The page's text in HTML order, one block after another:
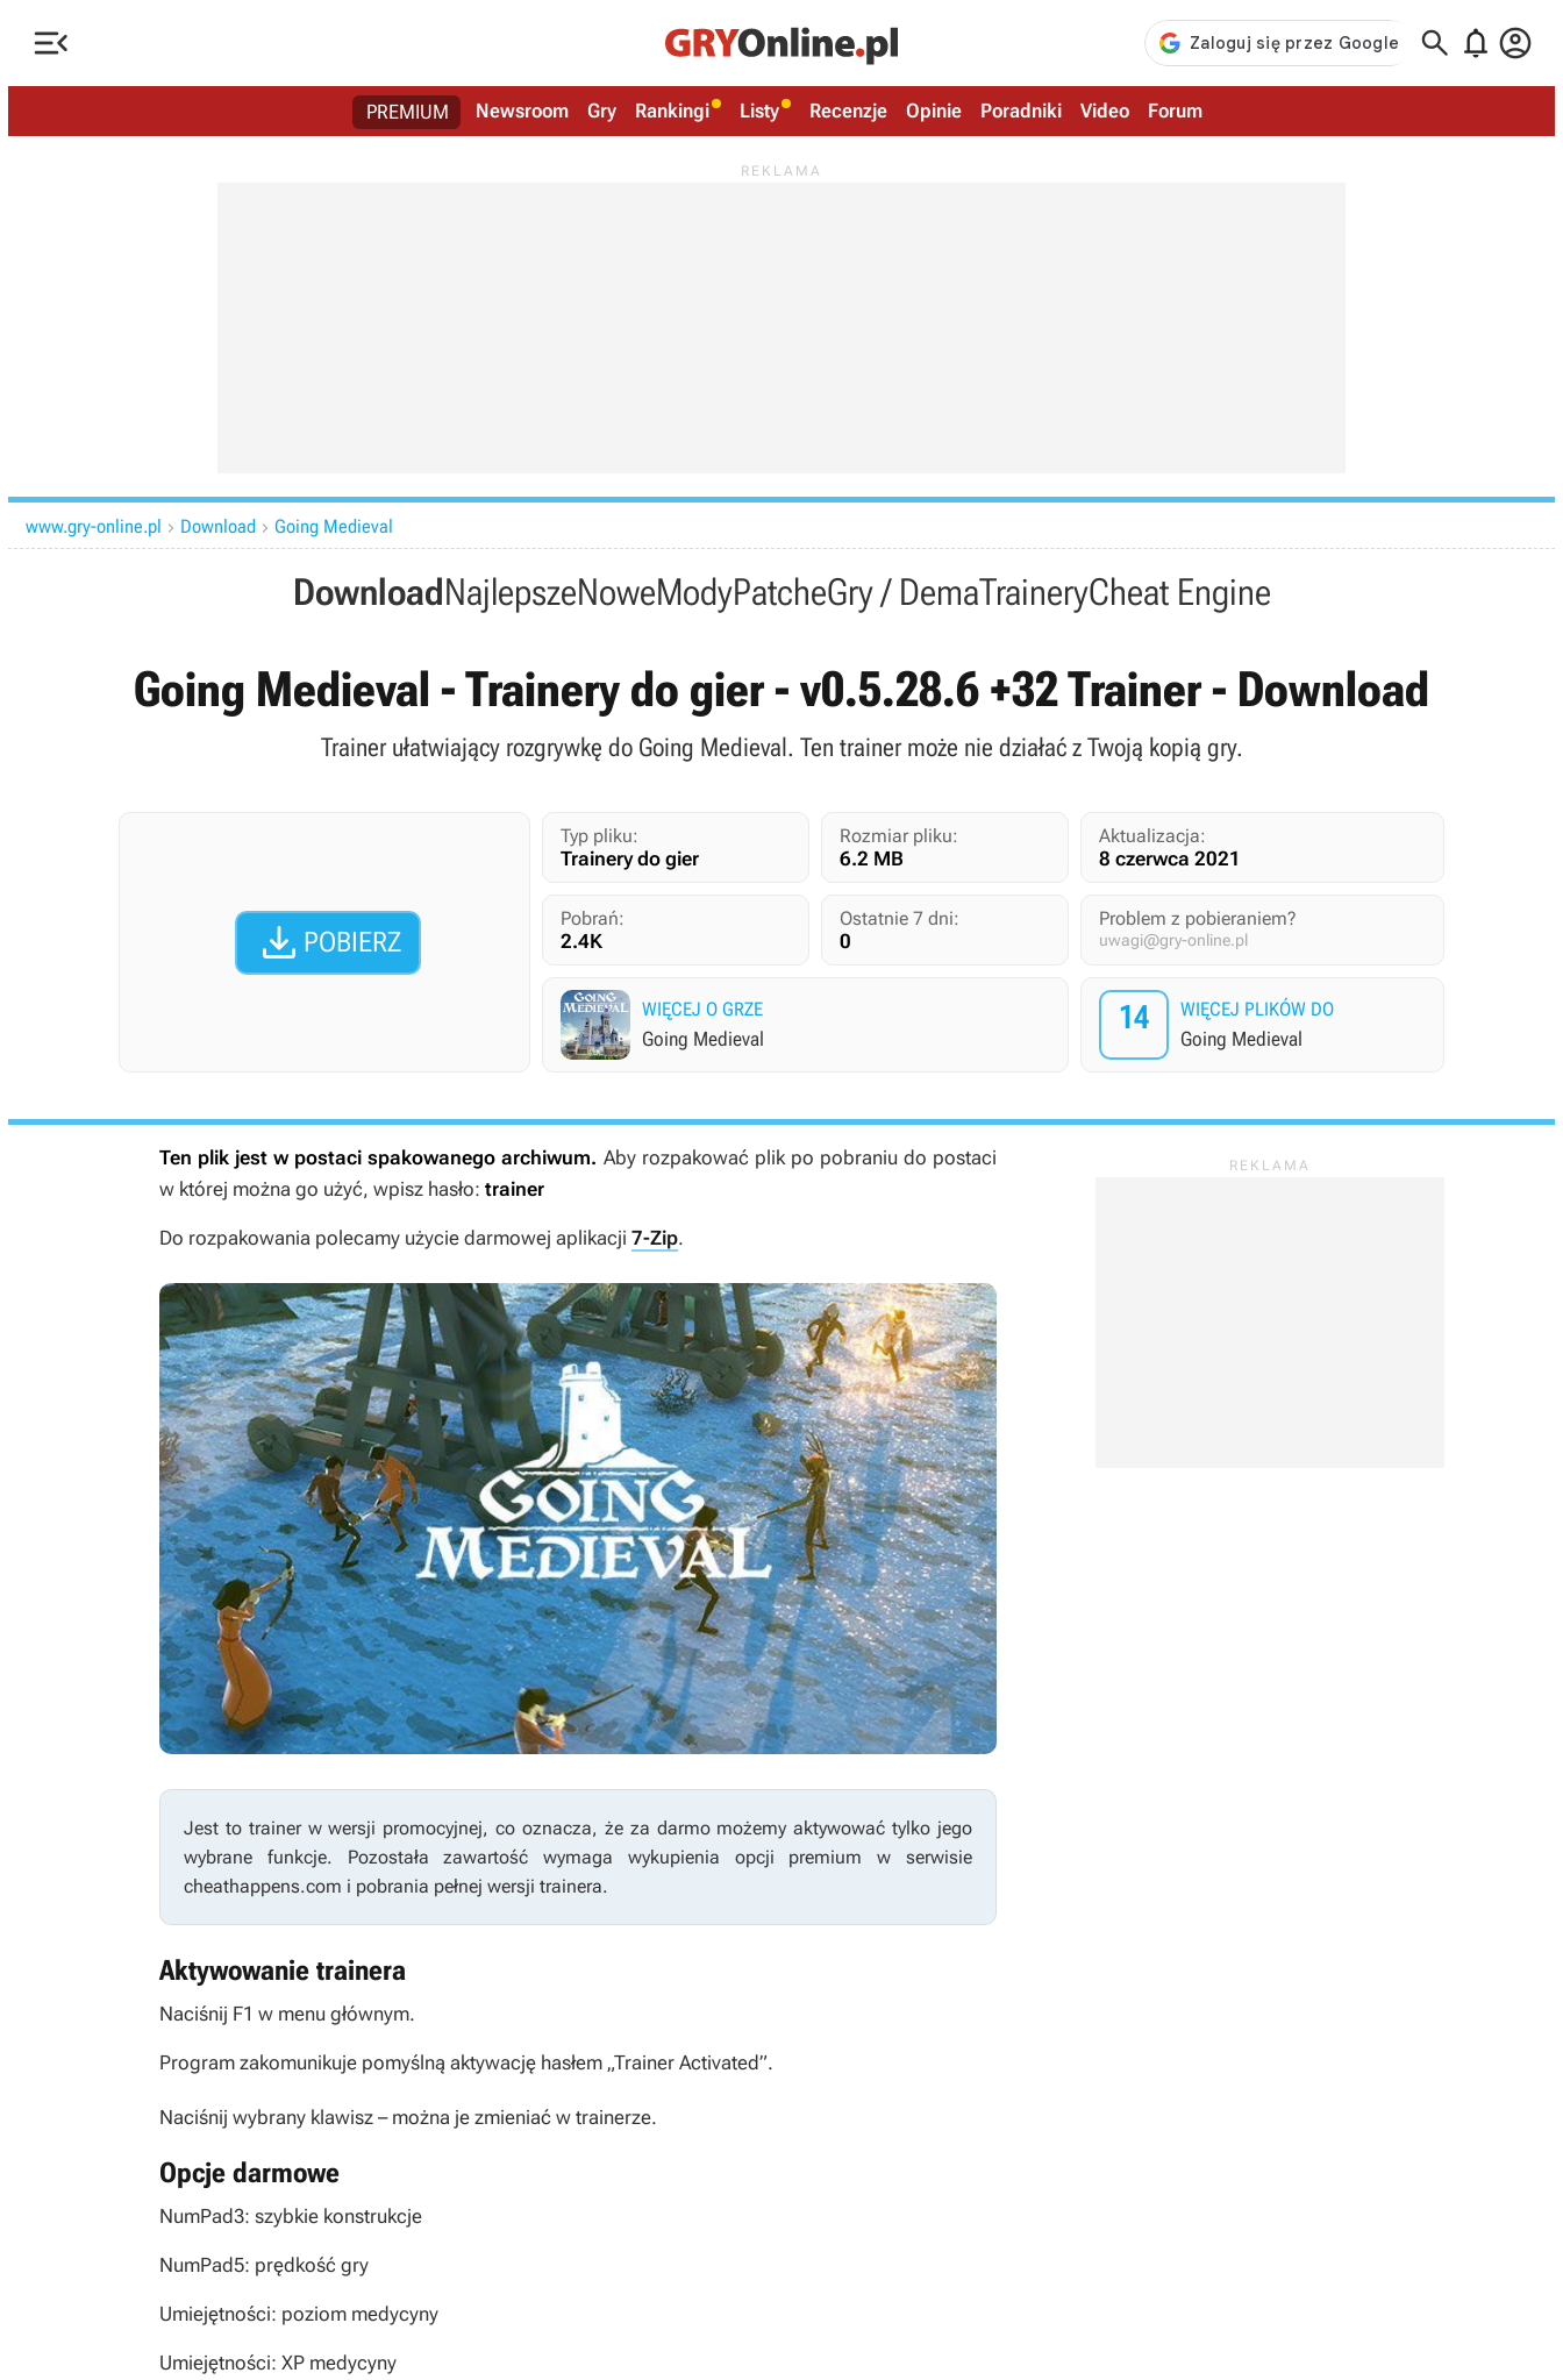
   
PREMIUM Newsroom Gry Rankingi Listy Recenzje Opinie Poradniki Video Forum
www.gry-online.pl  Download  Going Medieval
DownloadNajlepszeNoweModyPatcheGry / DemaTraineryCheat Engine
Going Medieval - Trainery do gier - v0.5.28.6 +32 Trainer - Download
Trainer ułatwiający rozgrywkę do Going Medieval. Ten trainer może nie działać z Twoją kopią gry.
 POBIERZ
Typ pliku:
Trainery do gier
Rozmiar pliku:
6.2 MB
Aktualizacja:
8 czerwca 2021
Pobrań:
2.4K
Ostatnie 7 dni:
0
Problem z pobieraniem?
uwagi@gry-online.pl
WIĘCEJ O GRZE
Going Medieval
14 WIĘCEJ PLIKÓW DO
Going Medieval
Ten plik jest w postaci spakowanego archiwum. Aby rozpakować plik po pobraniu do postaci
w której można go użyć, wpisz hasło: trainer
Do rozpakowania polecamy użycie darmowej aplikacji 7-Zip.
Jest to trainer w wersji promocyjnej, co oznacza, że za darmo możemy aktywować tylko jego
wybrane funkcje. Pozostała zawartość wymaga wykupienia opcji premium w serwisie
cheathappens.com i pobrania pełnej wersji trainera.
Aktywowanie trainera
Naciśnij F1 w menu głównym.
Program zakomunikuje pomyślną aktywację hasłem „Trainer Activated”.
Naciśnij wybrany klawisz – można je zmieniać w trainerze.
Opcje darmowe
NumPad3: szybkie konstrukcje
NumPad5: prędkość gry
Umiejętności: poziom medycyny
Umiejętności: XP medycyny